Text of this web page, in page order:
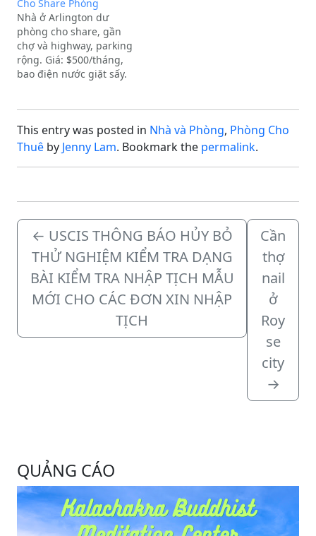
lạc:Địa chỉ: Arlington,
TXExtra Description:Cho
thuê, Room only.
Cho Share Phòng
Nhà ở Arlington dư
phòng cho share, gần
chợ và highway, parking
rộng. Giá: $500/tháng,
bao điện nước giặt sấy.
Room only.
This entry was posted in Nhà và Phòng, Phòng Cho
Thuê by Jenny Lam. Bookmark the permalink.
← USCIS THÔNG BÁO HỦY BỎ
THỬ NGHIỆM KIỂM TRA DẠNG
BÀI KIỂM TRA NHẬP TỊCH MẪU
MỚI CHO CÁC ĐƠN XIN NHẬP
TỊCH
Cần
thợ
nail
ở
Roy
se
city
→
QUẢNG CÁO